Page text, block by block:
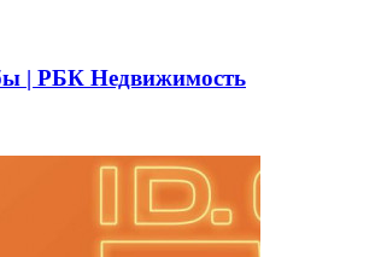
| РБК Недвижимость